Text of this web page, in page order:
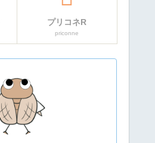
プリコネR
priconne